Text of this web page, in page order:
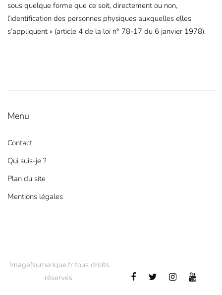
sous quelque forme que ce soit, directement ou non,
l’identification des personnes physiques auxquelles elles
s’appliquent » (article 4 de la loi n° 78-17 du 6 janvier 1978).
Menu
Contact
Qui suis-je ?
Plan du site
Mentions légales
ImageNumerique.fr tous droits
réservés.